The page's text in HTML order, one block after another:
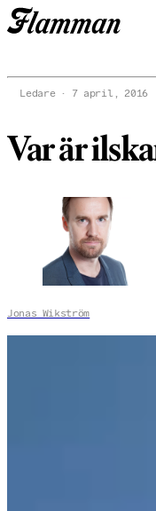
Ledare 7 april, 2016
Var är
Jonas Wikström